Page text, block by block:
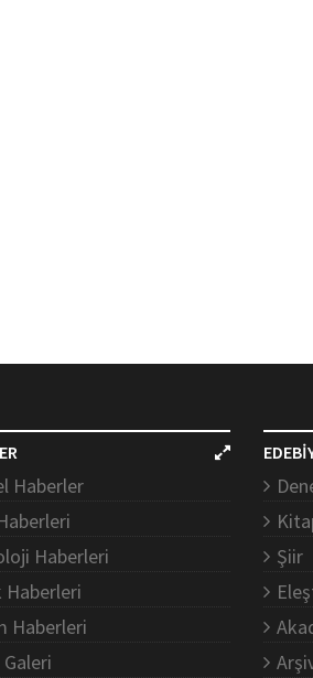
Haberler
Haberleri
Haberleri
Haberleri
Şiir